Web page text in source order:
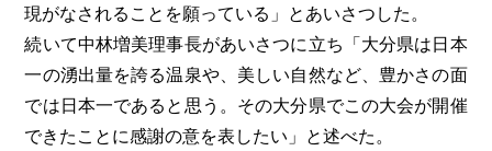
現がなされることを願っている」とあいさつした。
続いて中林増美理事長があいさつに立ち「大分県は日本
一の湧出量を誇る温泉や、美しい自然など、豊かさの面
では日本一であると思う。その大分県でこの大会が開催
できたことに感謝の意を表したい」と述べた。